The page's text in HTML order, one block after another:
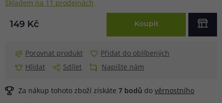
Skladem na 11 prodejnách
149 Kč Koupit
Porovnat produkt
Přidat do oblíbených
Hlídat
Sdílet Napište nám
Za nákup tohoto zboží získáte 7 bodů do věrnostního